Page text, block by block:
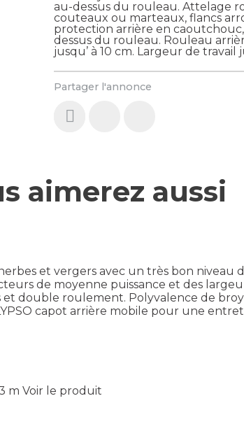
Partager l'annonce
au-dessus du rouleau. Attelage
couteaux ou marteaux, flancs
protection arrière en
dessus du rouleau. Rouleau
jusqu’ à 10 cm. Largeur de travail
aimerez aussi
et vergers avec un très bon niveau
de moyenne puissance et des
double roulement. Polyvalence de
capot arrière mobile pour une
m Voir le produit